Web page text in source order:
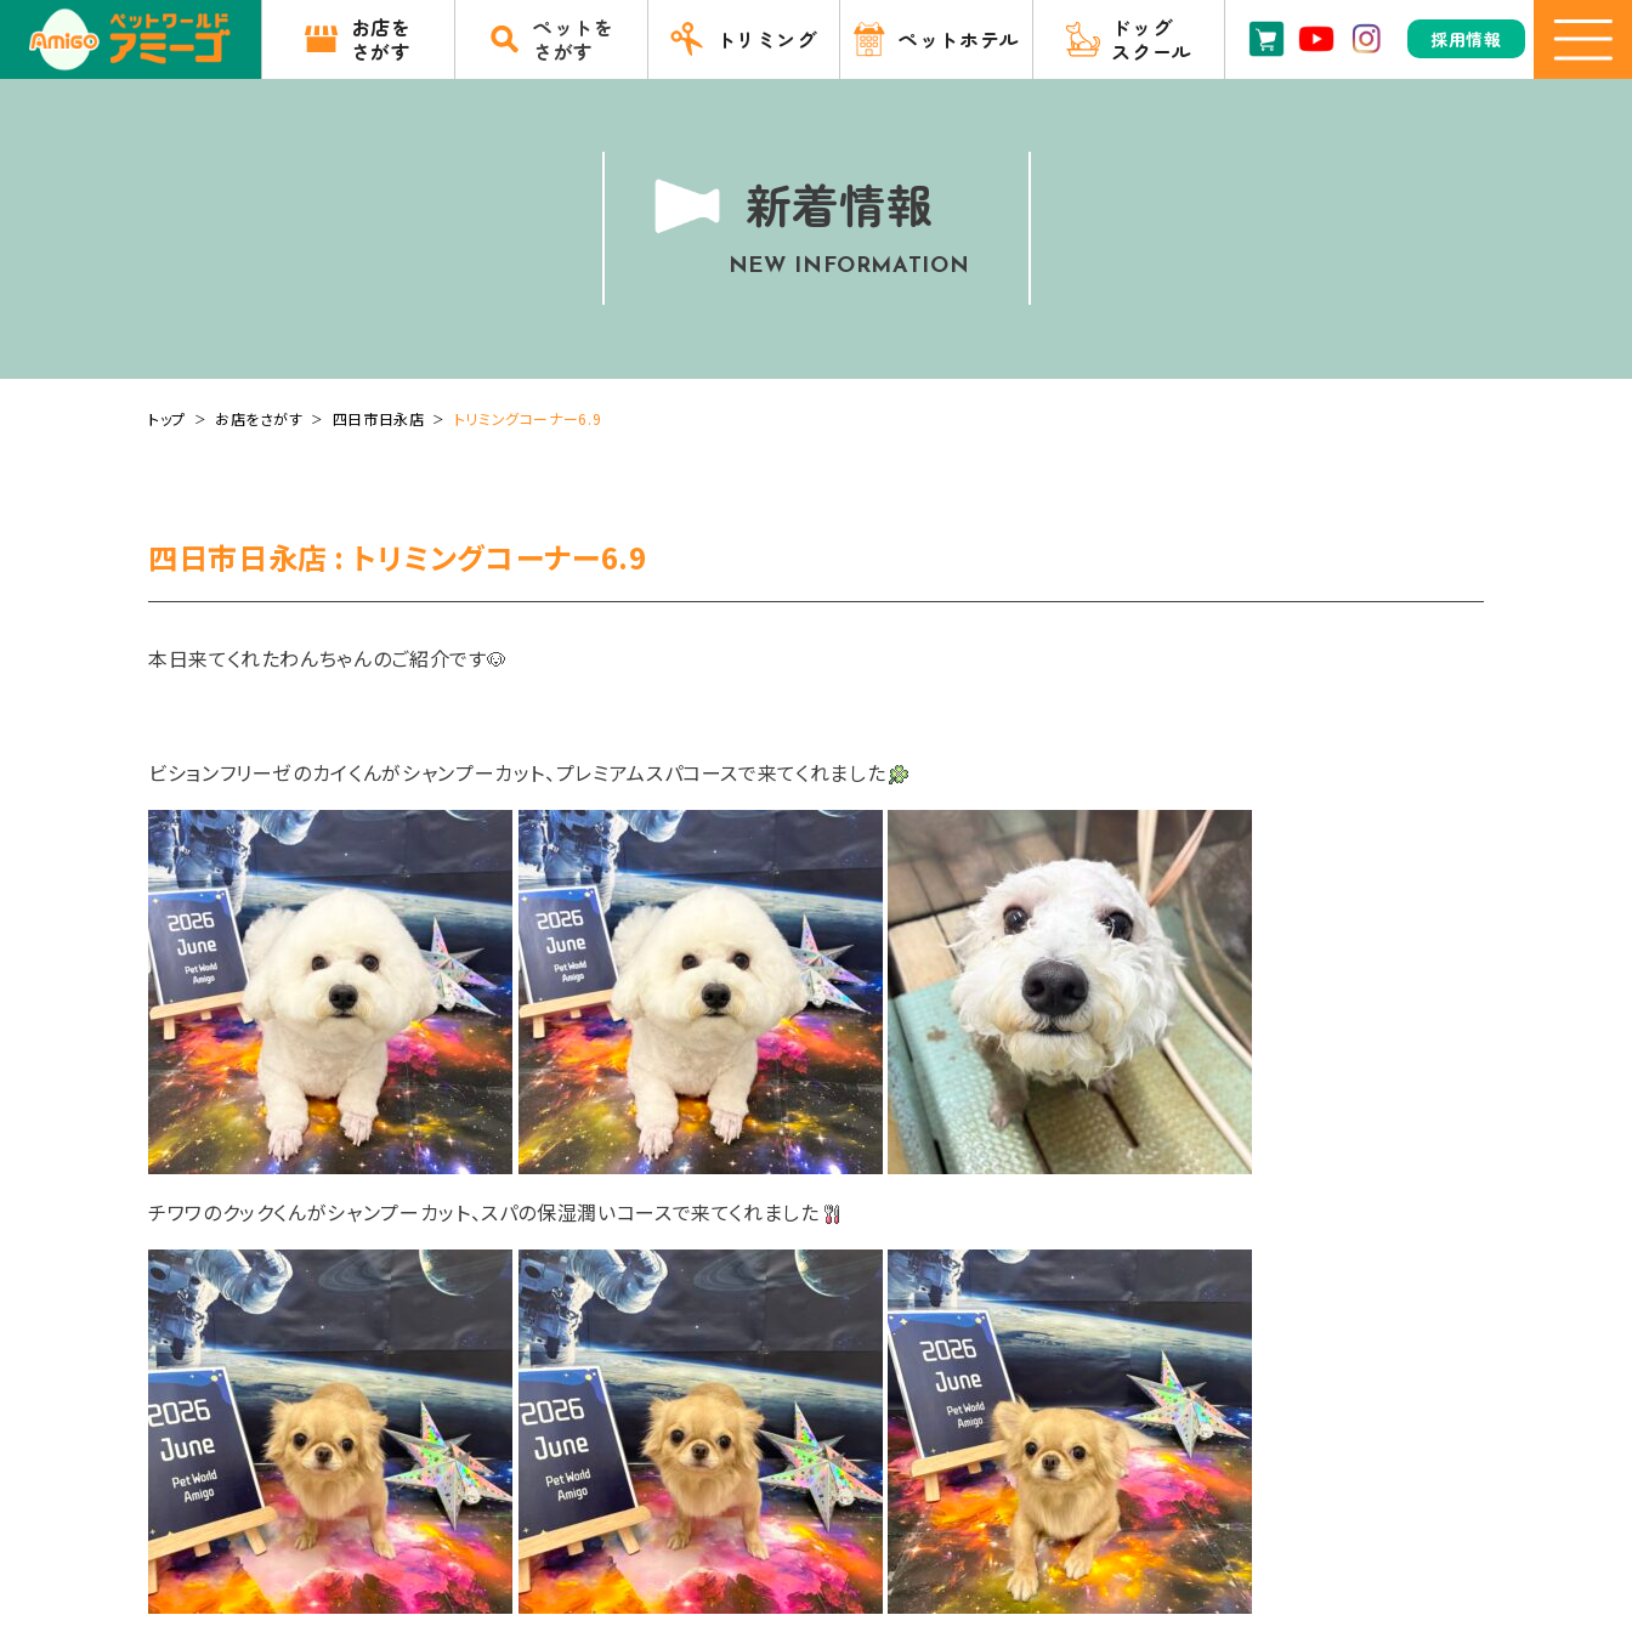
お店を
さがす
ペットを
さがす
トリミング ペットホテル
ドッグ
スクール
採用情報
新着情報
NEW INFORMATION
トップ お店をさがす 四日市日永店 トリミングコーナー6.9
四日市日永店 : トリミングコーナー6.9
本日来てくれたわんちゃんのご紹介です🐶
ビションフリーゼのカイくんがシャンプーカット、プレミアムスパコースで来てくれました
チワワのクックくんがシャンプーカット、スパの保湿潤いコースで来てくれました